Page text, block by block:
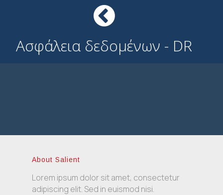
Ασφάλεια δεδομένων - DR
About Salient
Lorem ipsum dolor sit amet, consectetur
adipiscing elit. Sed in euismod nisi.